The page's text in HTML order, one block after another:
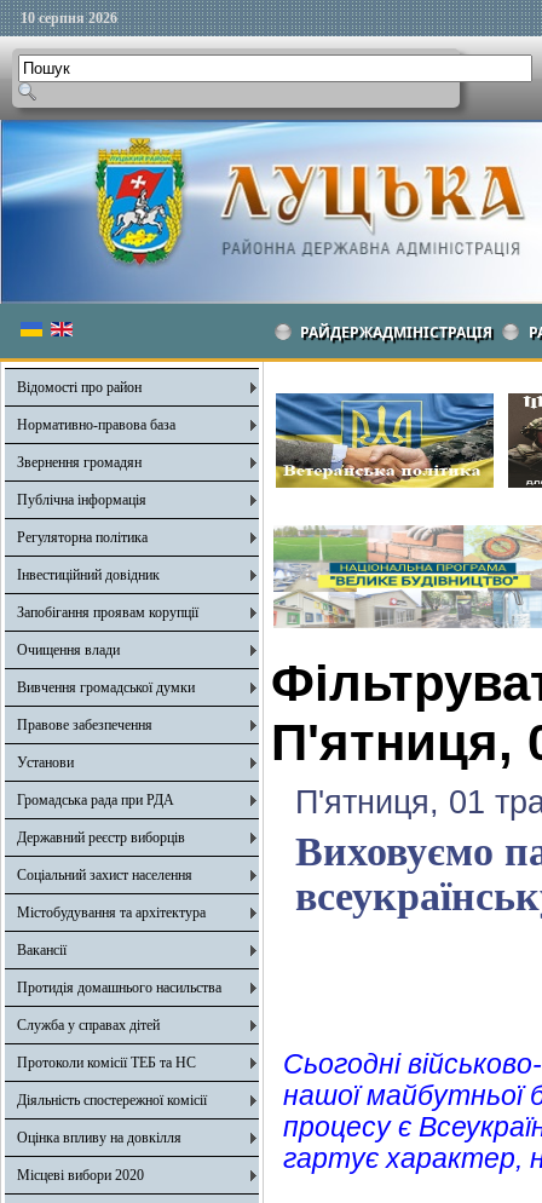
10 серпня 2026
РАЙДЕРЖАДМІНІСТРАЦІЯ
Відомості про район
Нормативно-правова база
Звернення громадян
Публічна інформація
Регуляторна політика
Інвестиційний довідник
Запобігання проявам корупції
Очищення влади
Вивчення громадської думки
Правове забезпечення
Установи
Громадська рада при РДА
Державний реєстр виборців
Соціальний захист населення
Містобудування та архітектура
Вакансії
Протидія домашнього насильства
Служба у справах дітей
Протоколи комісії ТЕБ та НС
Діяльність спостережної комісії
Оцінка впливу на довкілля
Місцеві вибори 2020
П'ятниця,
П'ятниця, 01
Виховуємо
Сьогодні
нашої майбутньої
процесу є
гартує характер,